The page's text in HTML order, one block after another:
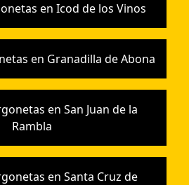
en Icod de los Vinos
en Granadilla de Abona
en San Juan de la
Rambla
en Santa Cruz de